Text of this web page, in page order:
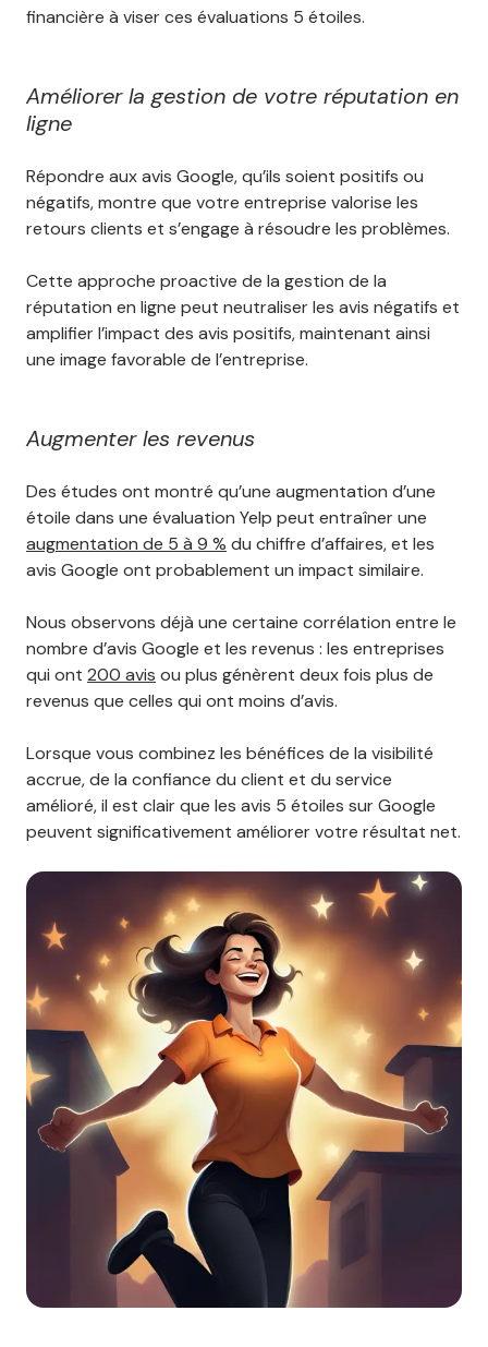
financière à viser ces évaluations 5 étoiles.
Améliorer la gestion de votre réputation en
ligne
Répondre aux avis Google, qu’ils soient positifs ou
négatifs, montre que votre entreprise valorise les
retours clients et s’engage à résoudre les problèmes.
Cette approche proactive de la gestion de la
réputation en ligne peut neutraliser les avis négatifs et
amplifier l’impact des avis positifs, maintenant ainsi
une image favorable de l’entreprise.
Augmenter les revenus
Des études ont montré qu’une augmentation d’une
étoile dans une évaluation Yelp peut entraîner une
augmentation de 5 à 9 % du chiffre d’affaires, et les
avis Google ont probablement un impact similaire.
Nous observons déjà une certaine corrélation entre le
nombre d’avis Google et les revenus : les entreprises
qui ont 200 avis ou plus génèrent deux fois plus de
revenus que celles qui ont moins d’avis.
Lorsque vous combinez les bénéfices de la visibilité
accrue, de la confiance du client et du service
amélioré, il est clair que les avis 5 étoiles sur Google
peuvent significativement améliorer votre résultat net.